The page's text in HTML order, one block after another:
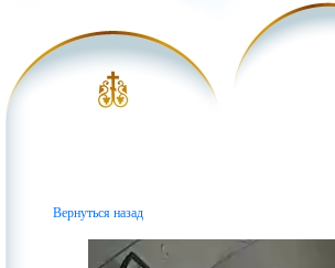
Вернуться назад